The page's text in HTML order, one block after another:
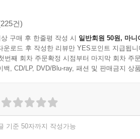
건)
구매 후 한줄평 작성 시 일반회원 50원, 마니
운로드 후 작성한 리뷰만 YES포인트 지급됩니
번째 회차 주문확정 시점부터 마지막 회차 주
백, CD/LP, DVD/Blu-ray, 패션 및 판매금지 상
기준 50자까지 작성가능